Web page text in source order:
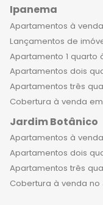
Ipanema
Apartamentos à
Lançamentos de
Apartamento 1 quarto
Apartamentos dois
Apartamentos três
Cobertura à venda
Jardim Botânico
Apartamentos à
Apartamentos dois
Apartamentos três
Cobertura à venda no